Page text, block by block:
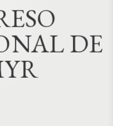
ESO
NALDE
YR